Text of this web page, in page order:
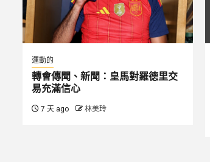
運動的
轉會傳聞、新聞：皇馬對羅德里交
易充滿信心
7 天 ago 林美玲